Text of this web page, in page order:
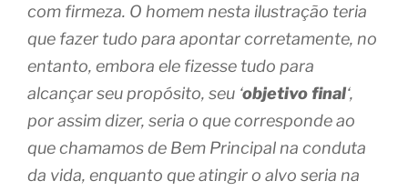
com firmeza. O homem nesta ilustração teria
que fazer tudo para apontar corretamente, no
entanto, embora ele fizesse tudo para
alcançar seu propósito, seu ‘objetivo final‘,
por assim dizer, seria o que corresponde ao
que chamamos de Bem Principal na conduta
da vida, enquanto que atingir o alvo seria na